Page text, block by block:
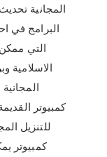
المجانية
التي
الاسلامية
كمبيوتر
للتنزيل
كمبيوتر